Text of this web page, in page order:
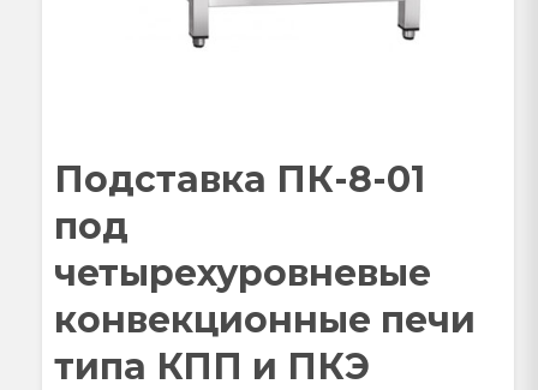
Подставка ПК-8-01
под
четырехуровневые
конвекционные печи
типа КПП и ПКЭ